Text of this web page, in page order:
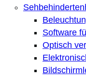
Software
Optisch